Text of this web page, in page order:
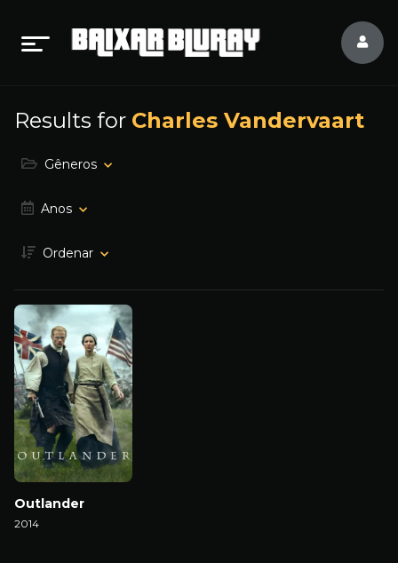
Results for Charles Vandervaart
Gêneros
Anos
Ordenar
Outlander
2014